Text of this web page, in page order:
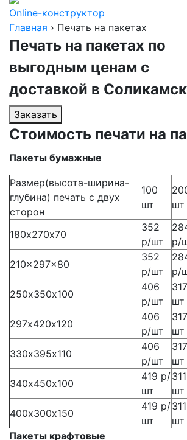
Online-конструктор
Главная › Печать на пакетах
Печать на пакетах по
выгодным ценам с
доставкой в
Заказать
Стоимость печати на
Пакеты бумажные
Размер(высота-ширина-
глубина) печать с двух
сторон
100
шт
шт
180х270х70
352
р/шт
р/
210x297x80
352
р/шт
р/
250х350х100
406
р/шт
шт
297х420х120
406
р/шт
шт
330х395х110
406
р/шт
шт
340х450х100
419 р/
шт
шт
400х300х150
419 р/
шт
шт
Пакеты крафтовые